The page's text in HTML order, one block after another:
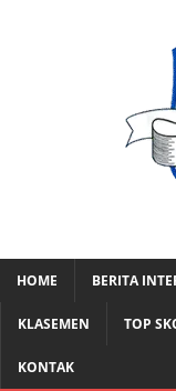
HOME BERITA
KLASEMEN TOP
KONTAK